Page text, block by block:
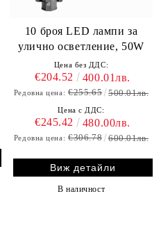
10 броя LED лампи за
улично осветление, 50W
Цена без ДДС:
€204.52 400.01лв.
Редовна цена: €255.65 500.01лв.
Цена с ДДС:
€245.42 480.00лв.
Редовна цена: €306.78 600.01лв.
Виж детайли
В наличност